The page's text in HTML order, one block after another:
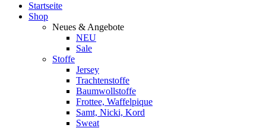
Startseite
Shop
Neues & Angebote
NEU
Sale
Stoffe
Jersey
Trachtenstoffe
Baumwollstoffe
Frottee, Waffelpique
Samt, Nicki, Kord
Sweat